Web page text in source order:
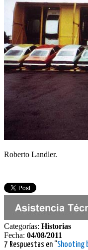
Roberto Landler.
Categorías: Historias
Fecha: 04/08/2011
7 Respuestas en “Shooting